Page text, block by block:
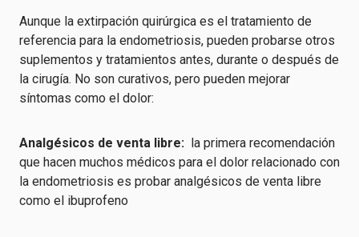
Aunque la extirpación quirúrgica es el tratamiento de
referencia para la endometriosis, pueden probarse otros
suplementos y tratamientos antes, durante o después de
la cirugía. No son curativos, pero pueden mejorar
síntomas como el dolor:
Analgésicos de venta libre: la primera recomendación
que hacen muchos médicos para el dolor relacionado con
la endometriosis es probar analgésicos de venta libre
como el ibuprofeno